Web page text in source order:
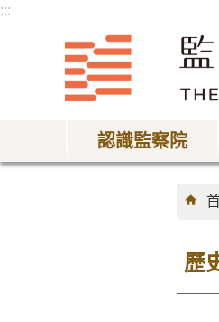
:::
認識監察院
:::
歷